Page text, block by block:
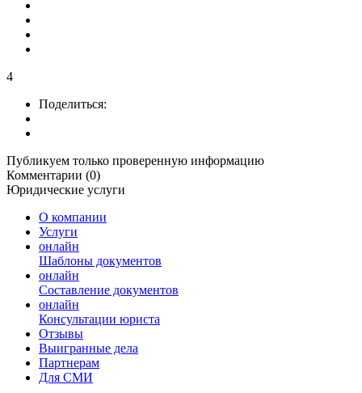
4
Поделиться:
Публикуем только проверенную информацию
Комментарии (0)
Юридические услуги
О компании
Услуги
онлайн
Шаблоны документов
онлайн
Составление документов
онлайн
Консультации юриста
Отзывы
Выигранные дела
Партнерам
Для СМИ